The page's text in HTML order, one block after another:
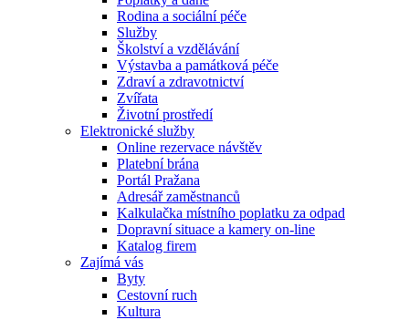
Rodina a sociální péče
Služby
Školství a vzdělávání
Výstavba a památková péče
Zdraví a zdravotnictví
Zvířata
Životní prostředí
Elektronické služby
Online rezervace návštěv
Platební brána
Portál Pražana
Adresář zaměstnanců
Kalkulačka místního poplatku za odpad
Dopravní situace a kamery on-line
Katalog firem
Zajímá vás
Byty
Cestovní ruch
Kultura